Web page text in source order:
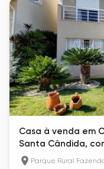
Casa à venda em
Santa Cândida,
Parque Rural